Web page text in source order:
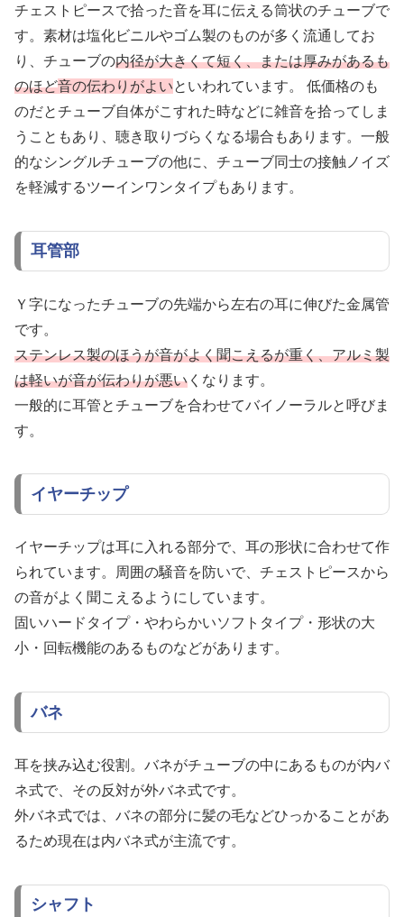
チェストピースで拾った音を耳に伝える筒状のチューブで
す。素材は塩化ビニルやゴム製のものが多く流通してお
り、チューブの内径が大きくて短く、または厚みがあるも
のほど音の伝わりがよいといわれています。 低価格のも
のだとチューブ自体がこすれた時などに雑音を拾ってしま
うこともあり、聴き取りづらくなる場合もあります。一般
的なシングルチューブの他に、チューブ同士の接触ノイズ
を軽減するツーインワンタイプもあります。
耳管部
Ｙ字になったチューブの先端から左右の耳に伸びた金属管
です。
ステンレス製のほうが音がよく聞こえるが重く、アルミ製
は軽いが音が伝わりが悪い くなります。
一般的に耳管とチューブを合わせてバイノーラルと呼びま
す。
イヤーチップ
イヤーチップは耳に入れる部分で、耳の形状に合わせて作
られています。周囲の騒音を防いで、チェストピースから
の音がよく聞こえるようにしています。
固いハードタイプ・やわらかいソフトタイプ・形状の大
小・回転機能のあるものなどがあります。
バネ
耳を挟み込む役割。バネがチューブの中にあるものが内バ
ネ式で、その反対が外バネ式です。
外バネ式では、バネの部分に髪の毛などひっかることがあ
るため現在は内バネ式が主流です。
シャフト